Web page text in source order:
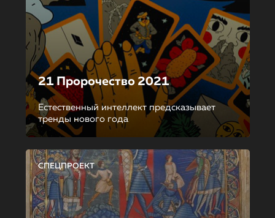
21 Пророчество 2021
Естественный интеллект предсказывает
тренды нового года
СПЕЦПРОЕКТ